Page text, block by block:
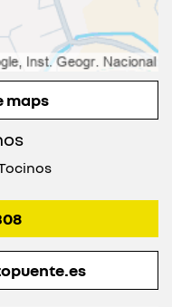
maps